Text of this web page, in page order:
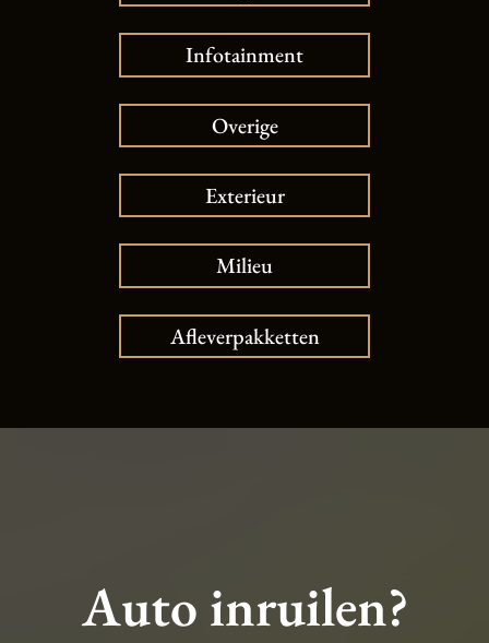
Infotainment
Overige
Exterieur
Milieu
Afleverpakketten
Auto inruilen?